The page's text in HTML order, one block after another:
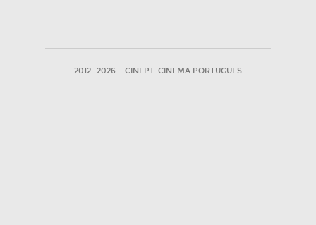
2012—2026 CINEPT-CINEMA PORTUGUES